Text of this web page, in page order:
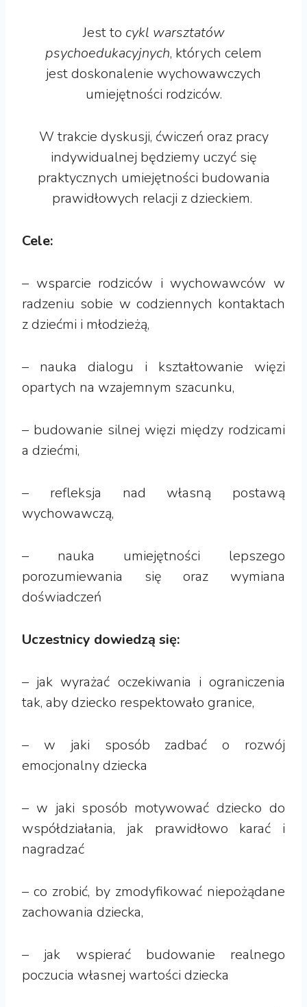
Jest to cykl warsztatów
psychoedukacyjnych, których celem
jest doskonalenie wychowawczych
umiejętności rodziców.
W trakcie dyskusji, ćwiczeń oraz pracy
indywidualnej będziemy uczyć się
praktycznych umiejętności budowania
prawidłowych relacji z dzieckiem.
Cele:
– wsparcie rodziców i wychowawców w
radzeniu sobie w codziennych kontaktach
z dziećmi i młodzieżą,
– nauka dialogu i kształtowanie więzi
opartych na wzajemnym szacunku,
– budowanie silnej więzi między rodzicami
a dziećmi,
– refleksja nad własną postawą
wychowawczą,
– nauka umiejętności lepszego
porozumiewania się oraz wymiana
doświadczeń
Uczestnicy dowiedzą się:
– jak wyrażać oczekiwania i ograniczenia
tak, aby dziecko respektowało granice,
– w jaki sposób zadbać o rozwój
emocjonalny dziecka
– w jaki sposób motywować dziecko do
współdziałania, jak prawidłowo karać i
nagradzać
– co zrobić, by zmodyfikować niepożądane
zachowania dziecka,
– jak wspierać budowanie realnego
poczucia własnej wartości dziecka